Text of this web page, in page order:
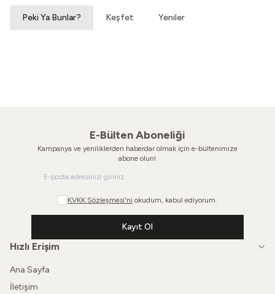
Peki Ya Bunlar? Keşfet Yeniler
E-Bülten Aboneliği
Kampanya ve yeniliklerden haberdar olmak için e-bültenimize
abone olun!
KVKK Sözleşmesi'ni okudum, kabul ediyorum.
Kayıt Ol
Hızlı Erişim
Ana Sayfa
İletişim